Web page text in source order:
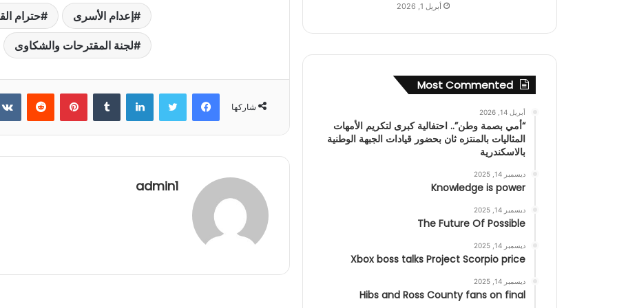
إعدام الأسرى حترام
لجنة المقترحات والشكاوى
شاركها
فيسبوك تويتر لينكدإن بينتيريست
admin1
أبريل 1, 2026
Most Commented
أبريل 14, 2026
“أمي بصمة وطن”.. احتفالية كبرى لتكريم الأمهات
المثاليات بالمنتزه ثان بحضور قيادات الجبهة الوطنية
بالاسكندرية
ديسمبر 14, 2025
Knowledge is power
ديسمبر 14, 2025
The Future Of Possible
ديسمبر 14, 2025
Xbox boss talks Project Scorpio price
ديسمبر 14, 2025
Hibs and Ross County fans on final